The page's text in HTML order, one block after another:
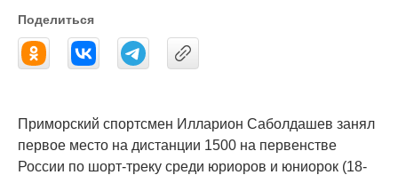
Поделиться
Приморский спортсмен Илларион Саболдашев занял
первое место на дистанции 1500 на первенстве
России по шорт-треку среди юриоров и юниорок (18-